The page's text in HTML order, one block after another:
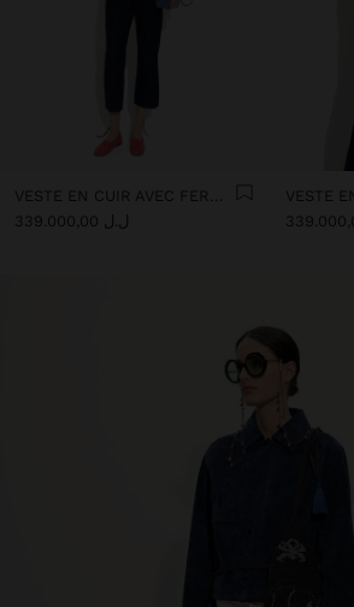
VESTE EN CUIR AVEC FERMETURE ÉCLAIR
ل.ل 339.000,00